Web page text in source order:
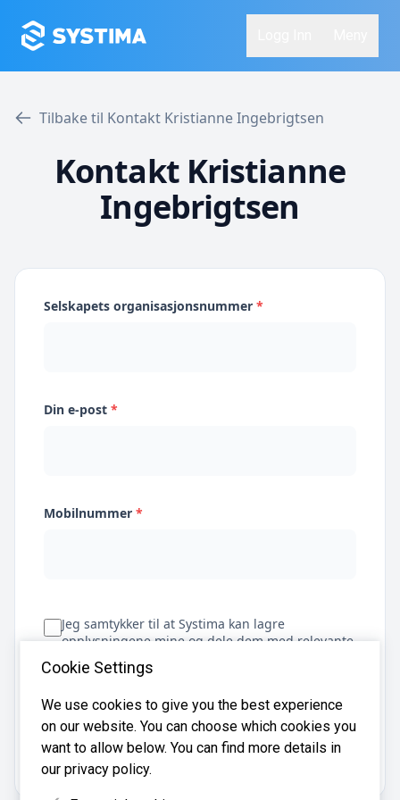
Tilbake til Kontakt Kristianne Ingebrigtsen
Kontakt Kristianne
Ingebrigtsen
Selskapets organisasjonsnummer *
Din e-post *
Mobilnummer *
Jeg samtykker til at Systima kan lagre
opplysningene mine og dele dem med relevante
regnskapsbyråer for å hjelpe meg å finne
regnskapsfører
Få tilbud
Cookie Settings
We use cookies to give you the best experience
on our website. You can choose which cookies you
want to allow below. You can find more details in
our privacy policy.